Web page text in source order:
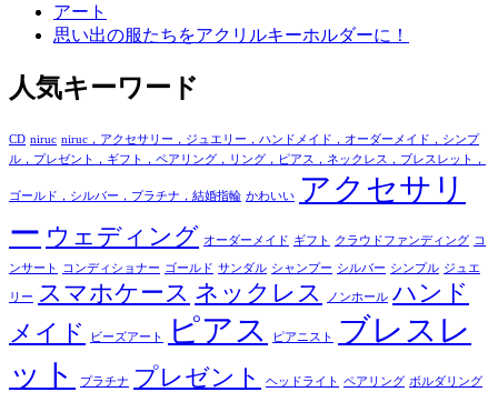
アート
思い出の服たちをアクリルキーホルダーに！
人気キーワード
CD niruc niruc，アクセサリー，ジュエリー，ハンドメイド，オーダーメイド，シンプ
ル，プレゼント，ギフト，ペアリング，リング，ピアス，ネックレス，ブレスレット，
ゴールド，シルバー，プラチナ，結婚指輪 かわいい
アクセサリ
ー ウェディング オーダーメイド ギフト クラウドファンディング コ
ンサート コンディショナー ゴールド サンダル シャンプー シルバー シンプル ジュエ
リー スマホケース ネックレス ノンホール ハンド
メイド
ビーズアート ピアス ピアニスト
ブレスレ
ット
プラチナ プレゼント ヘッドライト ペアリング ボルダリング